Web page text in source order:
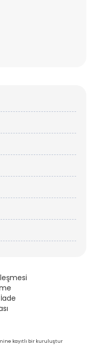
kayıtlı bir kuruluştur